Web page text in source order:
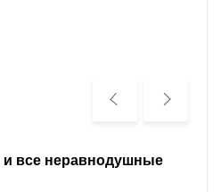
все неравнодушные